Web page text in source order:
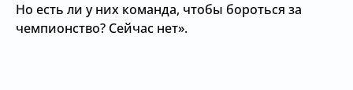
Но есть ли у них команда, чтобы бороться за
чемпионство? Сейчас нет».